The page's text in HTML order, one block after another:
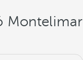
Montelimar